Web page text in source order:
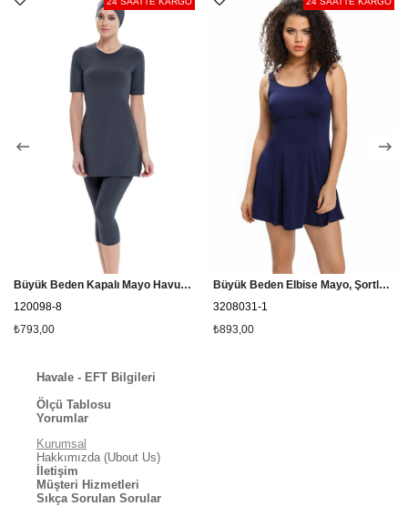
Ürün değişim ve iade işlemlerinizi size ait 'hesabım' alanından
kolayca gerçekleştirebilirsiniz.
Büyük Beden Kapalı Mayo Havuz Grubu Tesmay 22098
120098-8
₺793,00
Büyük Beden Elbise Mayo, Şortlu Etekli Mayo Cesa 3208031 Lacivert
3208031-1
₺893,00
Havale - EFT Bilgileri
Ölçü Tablosu
Yorumlar
Kurumsal
Hakkımızda (Ubout Us)
İletişim
Müşteri Hizmetleri
Sıkça Sorulan Sorular